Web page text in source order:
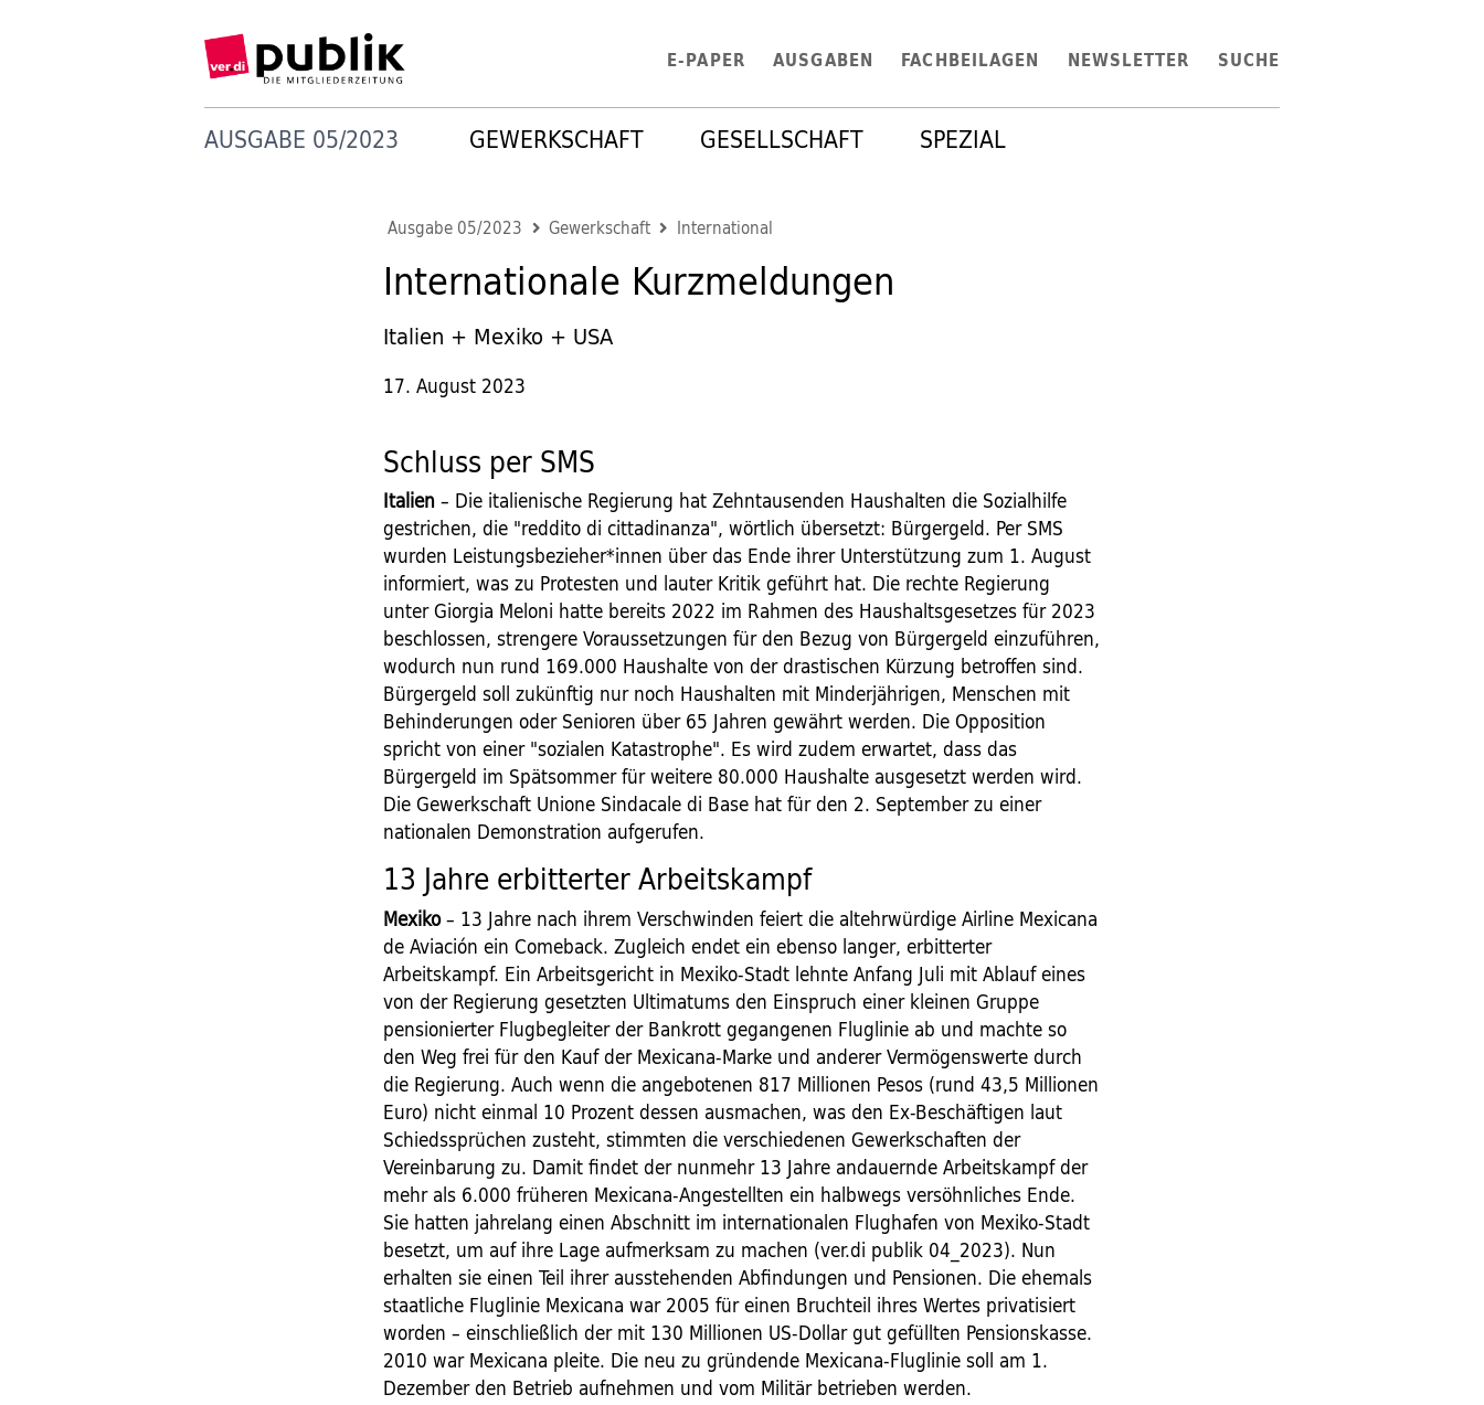
E-PAPER AUSGABEN FACHBEILAGEN NEWSLETTER SUCHE
AUSGABE 05/2023 GEWERKSCHAFT GESELLSCHAFT SPEZIAL
Ausgabe 05/2023 Gewerkschaft International
Internationale Kurzmeldungen
Italien + Mexiko + USA
17. August 2023
Schluss per SMS
Italien– Die italienische Regierung hat Zehntausenden Haushalten die Sozialhilfe
gestrichen, die "reddito di cittadinanza", wörtlich übersetzt: Bürgergeld. Per SMS
wurden Leistungsbezieher*innen über das Ende ihrer Unterstützung zum 1. August
informiert, was zu Protesten und lauter Kritik geführt hat. Die rechte Regierung
unter Giorgia Meloni hatte bereits 2022 im Rahmen des Haushaltsgesetzes für 2023
beschlossen, strengere Voraussetzungen für den Bezug von Bürgergeld einzuführen,
wodurch nun rund 169.000 Haushalte von der drastischen Kürzung betroffen sind.
Bürgergeld soll zukünftig nur noch Haushalten mit Minderjährigen, Menschen mit
Behinderungen oder Senioren über 65 Jahren gewährt werden. Die Opposition
spricht von einer "sozialen Katastrophe". Es wird zudem erwartet, dass das
Bürgergeld im Spätsommer für weitere 80.000 Haushalte ausgesetzt werden wird.
Die Gewerkschaft Unione Sindacale di Base hat für den 2. September zu einer
nationalen Demonstration aufgerufen.
13 Jahre erbitterter Arbeitskampf
Mexiko– 13 Jahre nach ihrem Verschwinden feiert die altehrwürdige Airline Mexicana
de Aviación ein Comeback. Zugleich endet ein ebenso langer, erbitterter
Arbeitskampf. Ein Arbeitsgericht in Mexiko-Stadt lehnte Anfang Juli mit Ablauf eines
von der Regierung gesetzten Ultimatums den Einspruch einer kleinen Gruppe
pensionierter Flugbegleiter der Bankrott gegangenen Fluglinie ab und machte so
den Weg frei für den Kauf der Mexicana-Marke und anderer Vermögenswerte durch
die Regierung. Auch wenn die angebotenen 817 Millionen Pesos (rund 43,5 Millionen
Euro) nicht einmal 10 Prozent dessen ausmachen, was den Ex-Beschäftigen laut
Schiedssprüchen zusteht, stimmten die verschiedenen Gewerkschaften der
Vereinbarung zu. Damit findet der nunmehr 13 Jahre andauernde Arbeitskampf der
mehr als 6.000 früheren Mexicana-Angestellten ein halbwegs versöhnliches Ende.
Sie hatten jahrelang einen Abschnitt im internationalen Flughafen von Mexiko-Stadt
besetzt, um auf ihre Lage aufmerksam zu machen (ver.di publik 04_2023). Nun
erhalten sie einen Teil ihrer ausstehenden Abfindungen und Pensionen. Die ehemals
staatliche Fluglinie Mexicana war 2005 für einen Bruchteil ihres Wertes privatisiert
worden – einschließlich der mit 130 Millionen US-Dollar gut gefüllten Pensionskasse.
2010 war Mexicana pleite. Die neu zu gründende Mexicana-Fluglinie soll am 1.
Dezember den Betrieb aufnehmen und vom Militär betrieben werden.